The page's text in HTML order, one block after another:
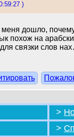
)
дошло,
похож на
связки слов
>
>